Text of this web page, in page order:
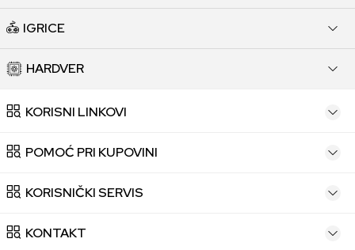
IGRICE
HARDVER
KORISNI LINKOVI
POMOĆ PRI KUPOVINI
KORISNIČKI SERVIS
KONTAKT